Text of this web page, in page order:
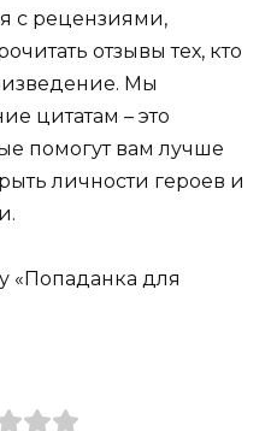
с рецензиями,
отзывы тех, кто
Мы
цитатам – это
помогут вам лучше
личности героев и
«Попаданка для